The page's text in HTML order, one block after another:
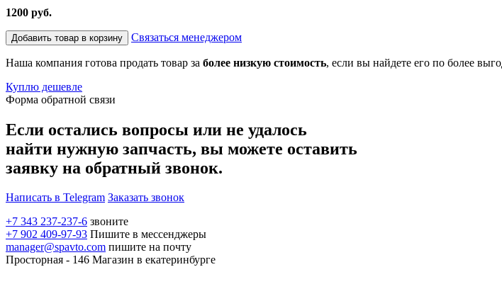
1200 руб.
Добавить товар в корзину Связаться менеджером
Наша компания готова продать товар за более низкую стоимость, если вы найдете его по более
Куплю дешевле
Форма обратной связи
Если остались вопросы или не удалось
найти нужную запчасть, вы можете оставить
заявку на обратный звонок.
Написать в Telegram Заказать звонок
+7 343 237-237-6 звоните
+7 902 409-97-93 Пишите в мессенджеры
manager@spavto.com пишите на почту
Просторная - 146 Магазин в екатеринбурге